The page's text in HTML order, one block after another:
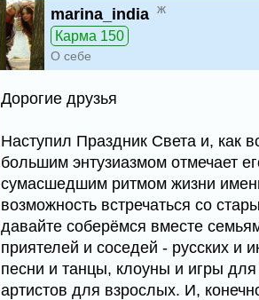
marina_india ж
Карма 150
О себе
Дорогие друзья
Наступил Праздник Света и, как
большим энтузиазмом отмечает
сумасшедшим ритмом жизни
возможность встречаться со
давайте соберёмся вместе
приятелей и соседей - русских и
песни и танцы, клоуны и игры
артистов для взрослых. И,